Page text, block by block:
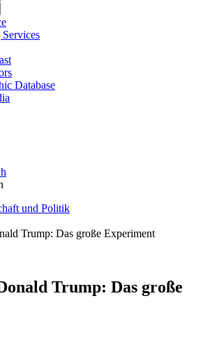
Database
und Politik
Trump: Das große Experiment
Trump: Das große